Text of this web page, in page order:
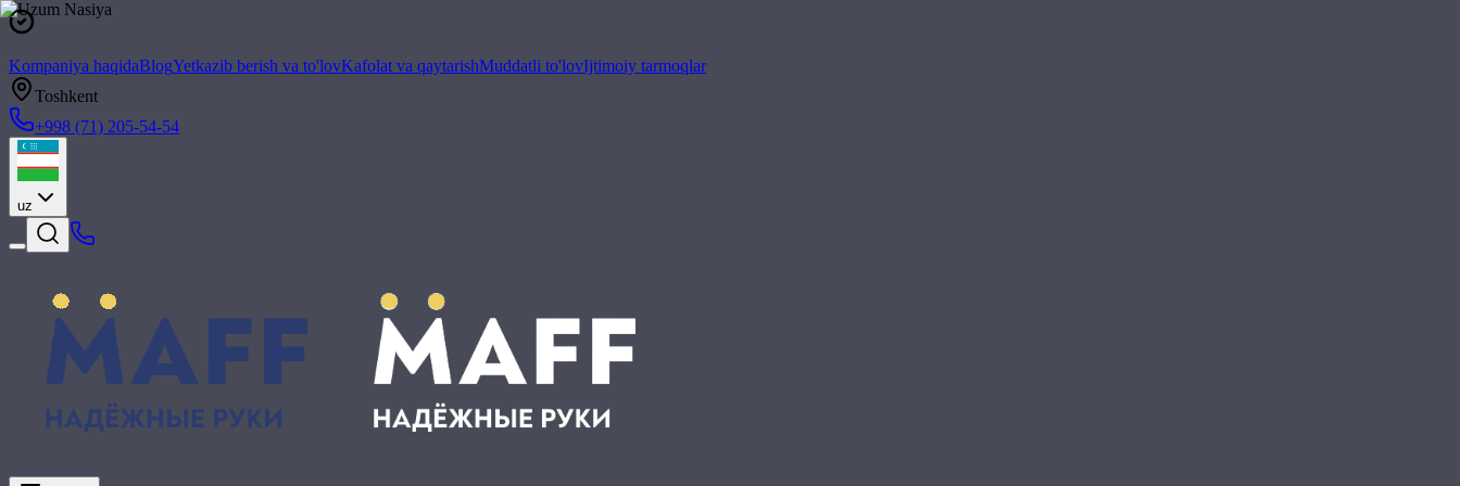
Kompaniya haqidaBlogYetkazib berish va to'lovKafolat va qaytarishMuddatli to'lovIjtimoiy tarmoqlar
Toshkent
+998 (71) 205-54-54
uz